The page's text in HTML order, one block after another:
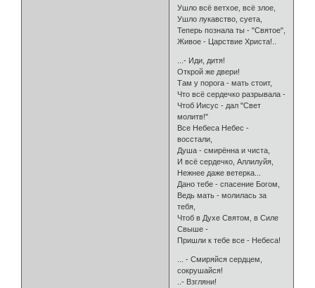
Ушло всё ветхое, всё злое,
Ушло лукавство, суета,
Теперь познала ты - "Святое",
Живое - Царствие Христа!..
...- Иди, дитя!
Открой же двери!
Там у порога - мать стоит,
Что всё сердечко разрывала -
Чтоб Иисус - дал "Свет
молитв!"
Все Небеса Небес -
восстали,
Душа - смирённа и чиста,
И всё сердечко, Аллилуйя,
Нежнее даже ветерка...
Дано тебе - спасение Богом,
Ведь мать - молилась за
тебя,
Чтоб в Духе Святом, в Силе
Свыше -
Пришли к тебе все - Небеса!
... - Смиряйся сердцем,
сокрушайся!
..- Взгляни!